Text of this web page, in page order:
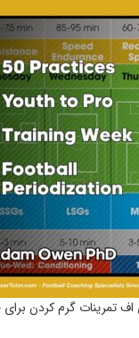
تمرینات گرم کردن برای